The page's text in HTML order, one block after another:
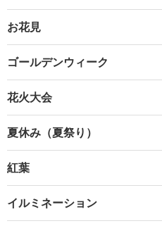
お花見
ゴールデンウィーク
花火大会
夏休み（夏祭り）
紅葉
イルミネーション